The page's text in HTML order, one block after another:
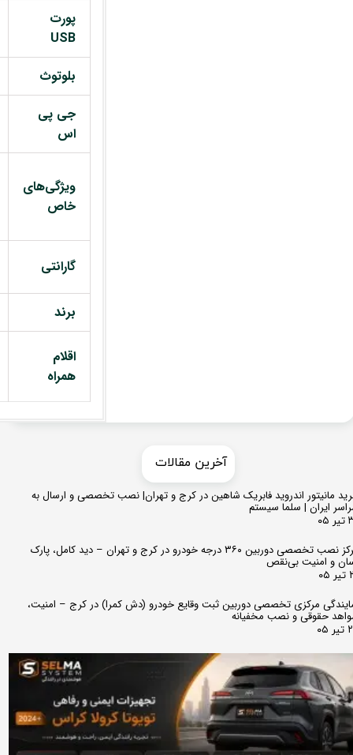
پورت
USB
بلوتوث
جی پی
اس
ویژگی‌های
خاص
گارانتی
برند
اقلام
همراه
مانیتور اندروید فابریک شاهین در کرج و تهران| نصب تخصصی و ارسال به
ایران | سلما سیستم
مرکز نصب تخصصی دوربین ۳۶۰ درجه خودرو در کرج و تهران – دید کامل، پارک
و امنیت بی‌نقص
مرکزی تخصصی دوربین ثبت وقایع خودرو (دش کمرا) در کرج – امنیت،
حقوقی و نصب مخفیانه
​​آخرین مقالات